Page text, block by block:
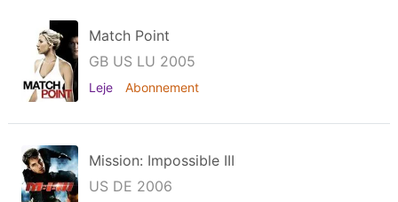
Match Point
GB US LU 2005
Leje Abonnement
Mission: Impossible III
US DE 2006